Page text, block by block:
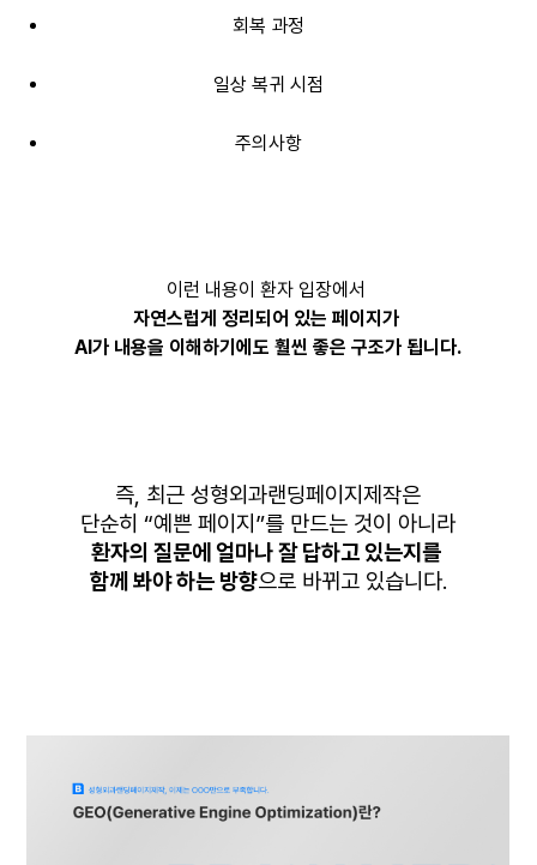
회복 과정
일상 복귀 시점
주의사항
이런 내용이 환자 입장에서
자연스럽게 정리되어 있는 페이지가
AI가 내용을 이해하기에도 훨씬 좋은 구조가 됩니다.
즉, 최근 성형외과랜딩페이지제작은
단순히 “예쁜 페이지”를 만드는 것이 아니라
환자의 질문에 얼마나 잘 답하고 있는지를
함께 봐야 하는 방향으로 바뀌고 있습니다.